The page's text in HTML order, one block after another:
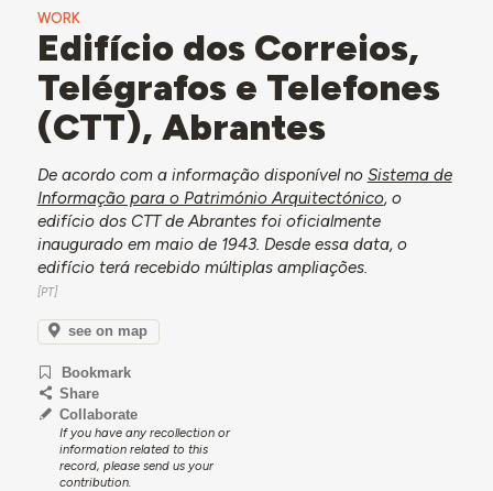
WORK
Edifício dos Correios,
Telégrafos e Telefones
(CTT), Abrantes
De acordo com a informação disponível no Sistema de
Informação para o Património Arquitectónico, o
edifício dos CTT de Abrantes foi oficialmente
inaugurado em maio de 1943. Desde essa data, o
edifício terá recebido múltiplas ampliações.
see on map
Bookmark
Share
Collaborate
If you have any recollection or
information related to this
record, please send us your
contribution.